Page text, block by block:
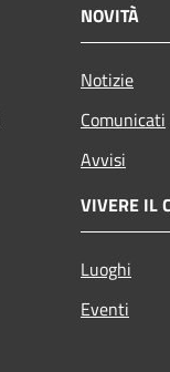
NOVITÀ
Notizie
Comunicati
Avvisi
VIVERE IL
Luoghi
Eventi